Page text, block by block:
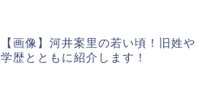
【画像】河井案里の若い頃！旧姓や
学歴とともに紹介します！